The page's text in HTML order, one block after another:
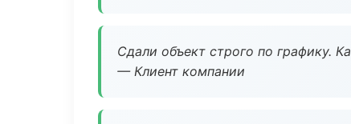
Сдали объект строго по графику.
— Клиент компании